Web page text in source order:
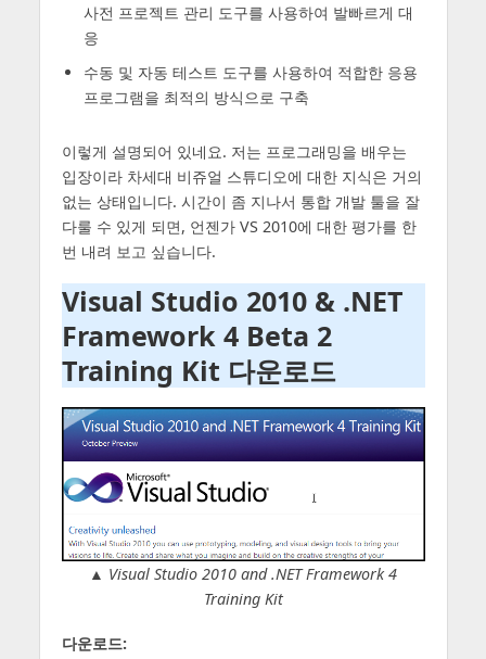
사전 프로젝트 관리 도구를 사용하여 발빠르게 대
응
수동 및 자동 테스트 도구를 사용하여 적합한 응용
프로그램을 최적의 방식으로 구축
이렇게 설명되어 있네요. 저는 프로그래밍을 배우는
입장이라 차세대 비쥬얼 스튜디오에 대한 지식은 거의
없는 상태입니다. 시간이 좀 지나서 통합 개발 툴을 잘
다룰 수 있게 되면, 언젠가 VS 2010에 대한 평가를 한
번 내려 보고 싶습니다.
Visual Studio 2010 & .NET
Framework 4 Beta 2
Training Kit 다운로드
▲ Visual Studio 2010 and .NET Framework 4
Training Kit
다운로드: